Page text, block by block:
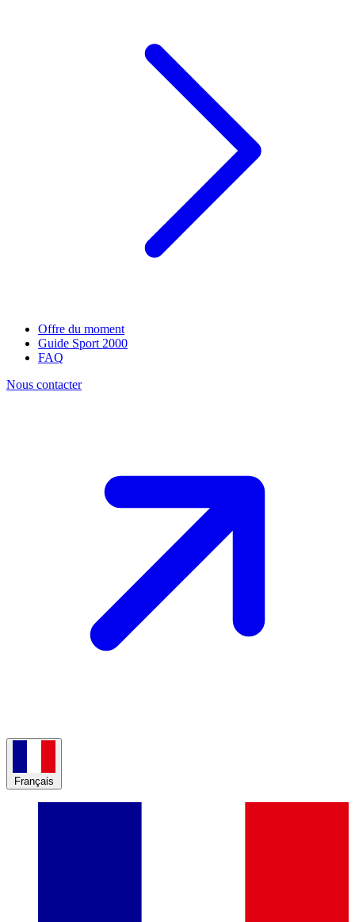
Offre du moment
Guide Sport 2000
FAQ
Nous contacter
Français